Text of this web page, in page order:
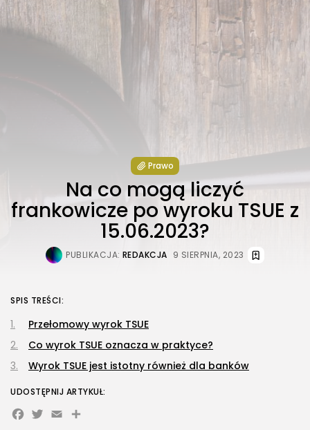
Prawo
Na co mogą liczyć
frankowicze po wyroku TSUE z
15.06.2023?
PUBLIKACJA: REDAKCJA 9 SIERPNIA, 2023
SPIS TREŚCI:
Przełomowy wyrok TSUE
Co wyrok TSUE oznacza w praktyce?
Wyrok TSUE jest istotny również dla banków
UDOSTĘPNIJ ARTYKUŁ:
Facebook
Twitter
EmailShare